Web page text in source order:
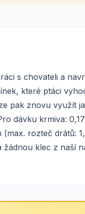
s chovateli a
které ptáci
pak znovu využít
dávku krmiva:
rozteč drátů:
klec z naší